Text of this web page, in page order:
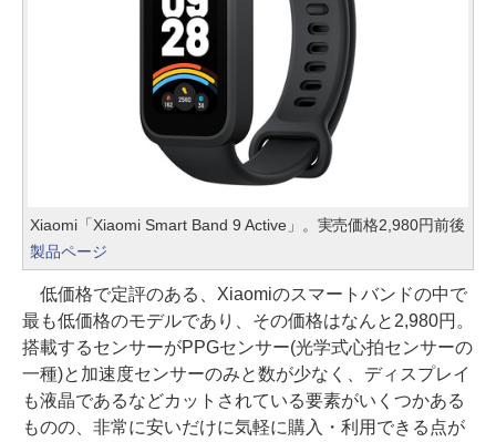
Xiaomi「Xiaomi Smart Band 9 Active」。実売価格2,980円前後
製品ページ
低価格で定評のある、Xiaomiのスマートバンドの中で
最も低価格のモデルであり、その価格はなんと2,980円。
搭載するセンサーがPPGセンサー(光学式心拍センサーの
一種)と加速度センサーのみと数が少なく、ディスプレイ
も液晶であるなどカットされている要素がいくつかある
ものの、非常に安いだけに気軽に購入・利用できる点が